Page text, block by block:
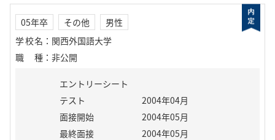
05年卒 その他
男性
学校名 ： 関西外国語大学
職種 ： 非公開
エントリーシート
テスト
2004年04月
面接開始
2004年05月
最終面接
2004年05月